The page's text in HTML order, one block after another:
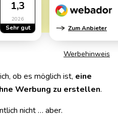
1,3
2026
Sehr gut Zum Anbieter
Werbehinweis
ob es möglich ist, eine
Werbung zu erstellen.
nicht … aber.